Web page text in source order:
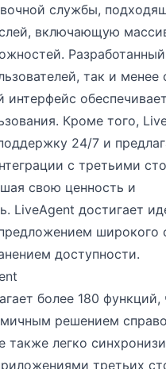
службы,
включающую
так и менее
интерфейс обеспечивает
Кроме того,
24/7 и
с третьими
свою ценность и
LiveAgent достигает
широкого
доступности.
более 180 функций,
решением
также легко
третьих